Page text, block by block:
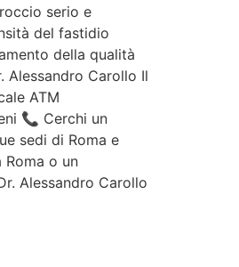
serio e
del fastidio
della qualità
Carollo Il
ATM
📞 Cerchi un
sedi di Roma e
o un
Alessandro Carollo